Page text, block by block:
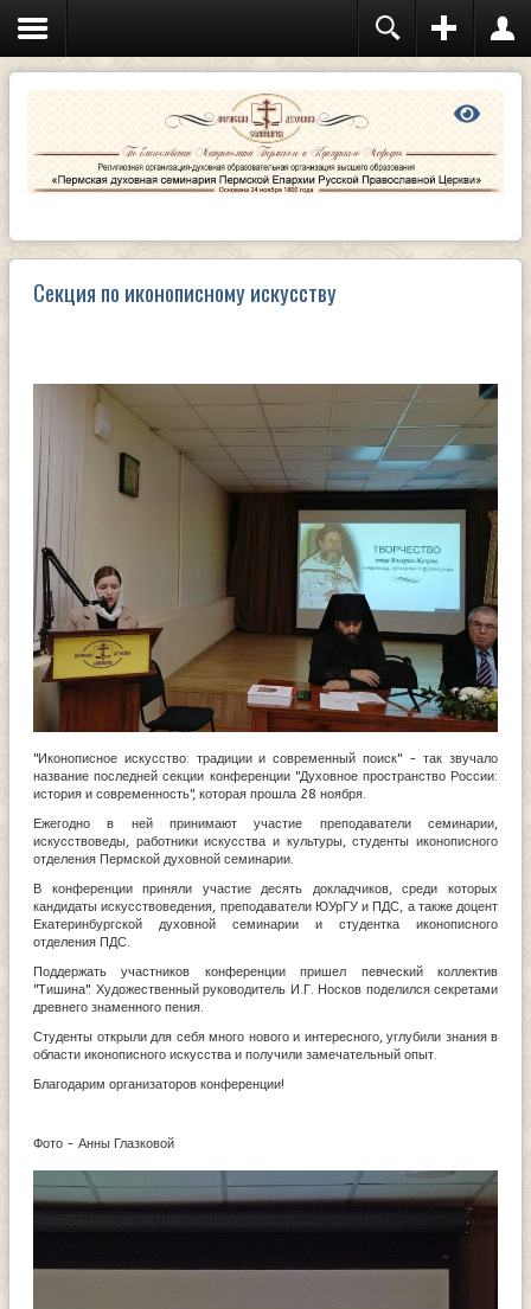
Секция по иконописному искусству
"Иконописное искусство: традиции и современный поиск" - так звучало
название последней секции конференции "Духовное пространство России:
история и современность", которая прошла 28 ноября.
Ежегодно в ней принимают участие преподаватели семинарии,
искусствоведы, работники искусства и культуры, студенты иконописного
отделения Пермской духовной семинарии.
В конференции приняли участие десять докладчиков, среди которых
кандидаты искусствоведения, преподаватели ЮУрГУ и ПДС, а также доцент
Екатеринбургской духовной семинарии и студентка иконописного
отделения ПДС.
Поддержать участников конференции пришел певческий коллектив
"Тишина". Художественный руководитель И.Г. Носков поделился секретами
древнего знаменного пения.
Студенты открыли для себя много нового и интересного, углубили знания в
области иконописного искусства и получили замечательный опыт.
Благодарим организаторов конференции!
Фото - Анны Глазковой